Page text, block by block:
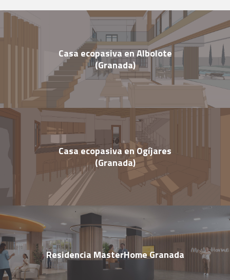
Casa ecopasiva en Albolote
(Granada)
Casa ecopasiva en Ogíjares
(Granada)
Residencia MasterHome Granada